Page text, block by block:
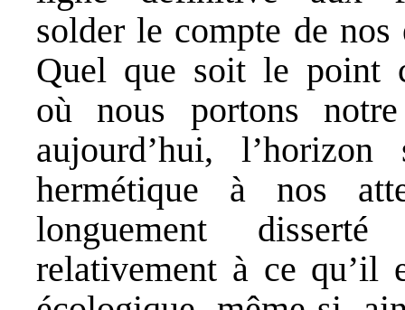
solder le compte de nos
Quel que soit le point
où nous portons
aujourd’hui,
hermétique à nos
longuement
relativement à ce qu’il